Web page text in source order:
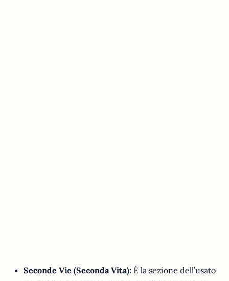
Seconde Vie (Seconda Vita): È la sezione dell’usato